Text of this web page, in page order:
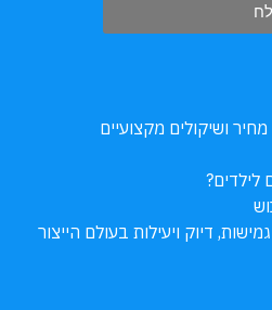
ושיקולים מקצועיים
לילדים?
דיוק ויעילות בעולם הייצור